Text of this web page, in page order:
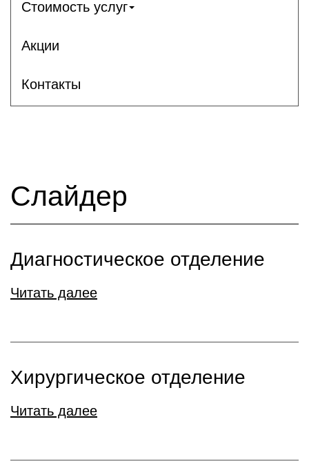
Стоимость услуг
Акции
Контакты
Слайдер
Диагностическое отделение
Читать далее
Хирургическое отделение
Читать далее